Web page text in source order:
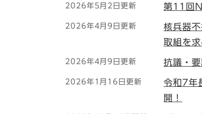
2026年5月2日更新 第11回
2026年4月9日更新
核兵器
取組を
2026年4月9日更新 抗議・
2026年1月16日更新
令和7年
開！